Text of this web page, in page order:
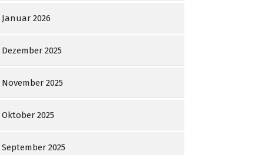
Januar 2026
Dezember 2025
November 2025
Oktober 2025
September 2025